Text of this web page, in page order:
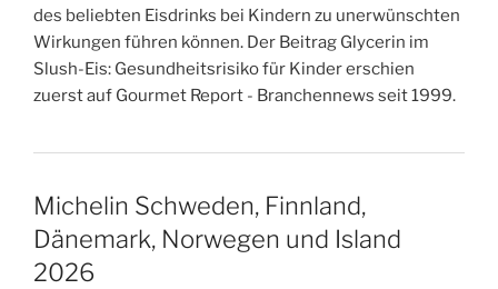
des beliebten Eisdrinks bei Kindern zu unerwünschten
Wirkungen führen können. Der Beitrag Glycerin im
Slush-Eis: Gesundheitsrisiko für Kinder erschien
zuerst auf Gourmet Report - Branchennews seit 1999.
Michelin Schweden, Finnland,
Dänemark, Norwegen und Island
2026